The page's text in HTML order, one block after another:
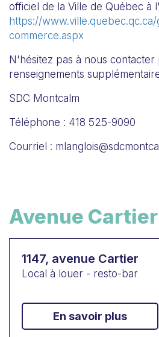
officiel de la Ville de Québec à
https://
commerce.aspx
N'hésitez pas à nous
renseignements
SDC Montcalm
Téléphone : 418 525-9090
Courriel :
Avenue Cartier
1147, avenue Cartier
Local à louer - resto-bar
En savoir plus